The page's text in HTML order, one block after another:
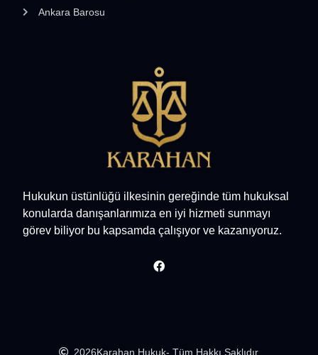
Hukukun üstünlüğü ilkesinin gereğinde tüm hukuksal
konularda danışanlarımıza en iyi hizmeti sunmayı
görev biliyor bu kapsamda çalışıyor ve kazanıyoruz.
Ankara Barosu
2026Karahan Hukuk- Tüm Hakkı Saklıdır.